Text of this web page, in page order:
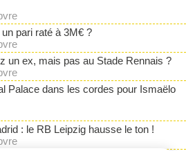
pari raté à 3M€ ?
un ex, mais pas au Stade Rennais ?
Palace dans les cordes pour Ismaëlo
: le RB Leipzig hausse le ton !